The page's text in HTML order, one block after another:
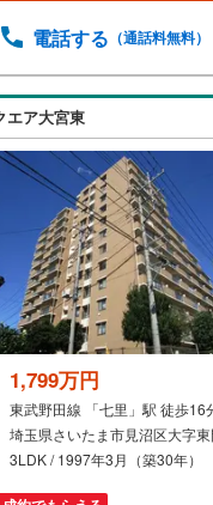
しいパートナーに変わって予
間～9:30～18:30こちらのお
せがスムーズですお気軽にお
電話する （通話料無料）
エア大宮東
1,799万円
東武野田線 「七里」駅 徒歩16
埼玉県さいたま市見沼区大字
3LDK / 1997年3月（築30年）